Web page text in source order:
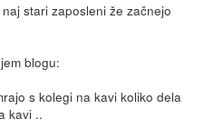
stari zaposleni že začnejo
blogu:
s kolegi na kavi koliko dela
kavi ..